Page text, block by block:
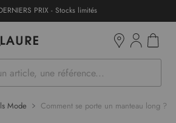
PRIX - Stocks limités
Mode Comment se porte un manteau long ?